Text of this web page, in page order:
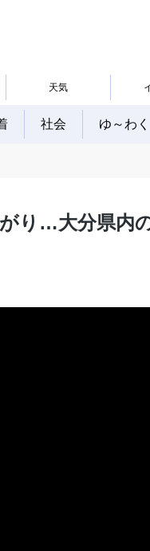
天気
社会 ゆ～わく
り…大分県内